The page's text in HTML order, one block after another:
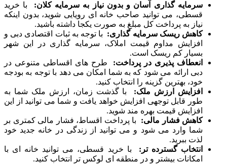
سرمایه گذاری آسان و بدون نیاز به سرمایه کلان:
با خرید
قسطی، می توانید صاحب خانه ای رویایی شوید، بدون اینکه
نیاز به پرداخت کل مبلغ به صورت یکجا داشته باشید.
کاهش ریسک سرمایه گذاری: با توجه به ثبات اقتصادی دبی و
افزایش مداوم قیمت املاک، سرمایه گذاری در این شهر
بسیار کم ریسک است.
انعطاف پذیری در پرداخت:
طرح های اقساطی متنوعی در
دبی ارائه می شود که به شما امکان می دهد با توجه به بودجه
خود، بهترین گزینه را انتخاب کنید.
افزایش ارزش ملک:
با گذشت زمان، ارزش ملک شما به
طور قابل توجهی افزایش خواهد یافت و شما می توانید از این
افزایش قیمت بهره مند شوید.
کاهش فشار مالی:
با پرداخت اقساط، فشار مالی کمتری بر
شما وارد می شود و می توانید از زندگی در خانه جدید خود
لذت ببرید.
انتخاب گسترده تر:
با خرید قسطی، می توانید خانه ای با
امکانات بیشتر و در منطقه ای لوکس تر انتخاب کنید.